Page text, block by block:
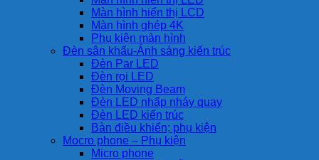
Màn hình hiển thị LCD
Màn hình ghép 4K
Phụ kiện màn hình
Đèn sân khấu-Ánh sáng kiến trúc
Đèn Par LED
Đèn rọi LED
Đèn Moving Beam
Đèn LED nhấp nháy quay
Đèn LED kiến trúc
Bàn điều khiển; phụ kiện
Mocro phone – Phụ kiện
Micro phone